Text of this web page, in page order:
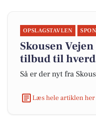
OPSLAGSTAVLEN
Skousen
tilbud til
Så er der nyt fra
Læs hele artiklen her